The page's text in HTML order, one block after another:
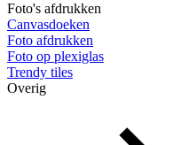
Foto's afdrukken
Canvasdoeken
Foto afdrukken
Foto op plexiglas
Trendy tiles
Overig